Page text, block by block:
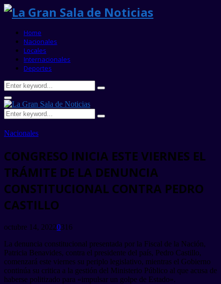
Home
Nacionales
Locales
Internacionales
Deportes
Search
for:
Search
Primary
Menu
Search
for:
Search
Nacionales
CONGRESO INICIA ESTE VIERNES EL
TRÁMITE DE LA DENUNCIA
CONSTITUCIONAL CONTRA PEDRO
CASTILLO
octubre 14, 20220316
La denuncia constitucional presentada por la Fiscal de la Nación,
Patricia Benavides, contra el presidente del país, Pedro Castillo,
comenzará este viernes su periplo legislativo, mientras el Gobierno
continúa su critica a la gestión del Ministerio Público al que acusa de
haberse politizado para «impulsar un golpe de Estado».